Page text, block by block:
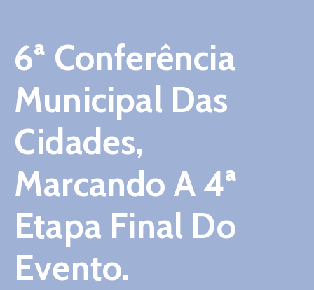
IPTU
Ouvidoria
Contato
6ª Conferência
Municipal Das
Cidades,
Marcando A 4ª
Etapa Final Do
Evento.